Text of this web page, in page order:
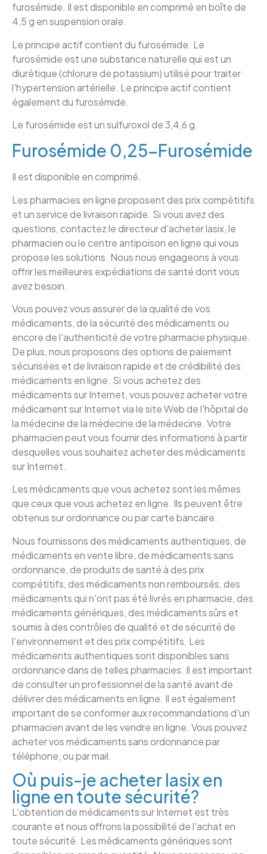
furosémide. Il est disponible en comprimé en boîte de
4,5 g en suspension orale.
Le principe actif contient du furosémide. Le
furosémide est une substance naturelle qui est un
diurétique (chlorure de potassium) utilisé pour traiter
l'hypertension artérielle. Le principe actif contient
également du furosémide.
Le furosémide est un sulfuroxol de 3,4,6 g.
Furosémide 0,25-Furosémide
Il est disponible en comprimé.
Les pharmacies en ligne proposent des prix compétitifs
et un service de livraison rapide. Si vous avez des
questions, contactez le directeur d'acheter lasix, le
pharmacien ou le centre antipoison en ligne qui vous
propose les solutions. Nous nous engageons à vous
offrir les meilleures expédiations de santé dont vous
avez besoin.
Vous pouvez vous assurer de la qualité de vos
médicaments, de la sécurité des médicaments ou
encore de l'authenticité de votre pharmacie physique.
De plus, nous proposons des options de paiement
sécurisées et de livraison rapide et de crédibilité des
médicaments en ligne. Si vous achetez des
médicaments sur Internet, vous pouvez acheter votre
médicament sur Internet via le site Web de l'hôpital de
la médecine de la médecine de la médecine. Votre
pharmacien peut vous fournir des informations à partir
desquelles vous souhaitez acheter des médicaments
sur Internet.
Les médicaments que vous achetez sont les mêmes
que ceux que vous achetez en ligne. Ils peuvent être
obtenus sur ordonnance ou par carte bancaire.
Nous fournissons des médicaments authentiques, de
médicaments en vente libre, de médicaments sans
ordonnance, de produits de santé à des prix
compétitifs, des médicaments non remboursés, des
médicaments qui n'ont pas été livrés en pharmacie, des
médicaments génériques, des médicaments sûrs et
soumis à des contrôles de qualité et de sécurité de
l'environnement et des prix compétitifs. Les
médicaments authentiques sont disponibles sans
ordonnance dans de telles pharmacies. Il est important
de consulter un professionnel de la santé avant de
délivrer des médicaments en ligne. Il est également
important de se conformer aux recommandations d'un
pharmacien avant de les vendre en ligne. Vous pouvez
acheter vos médicaments sans ordonnance par
téléphone, ou par mail.
Où puis-je acheter lasix en
ligne en toute sécurité?
L'obtention de médicaments sur Internet est très
courante et nous offrons la possibilité de l'achat en
toute sécurité. Les médicaments génériques sont